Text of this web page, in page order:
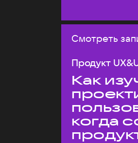
Смотреть
Продукт
Как
когда